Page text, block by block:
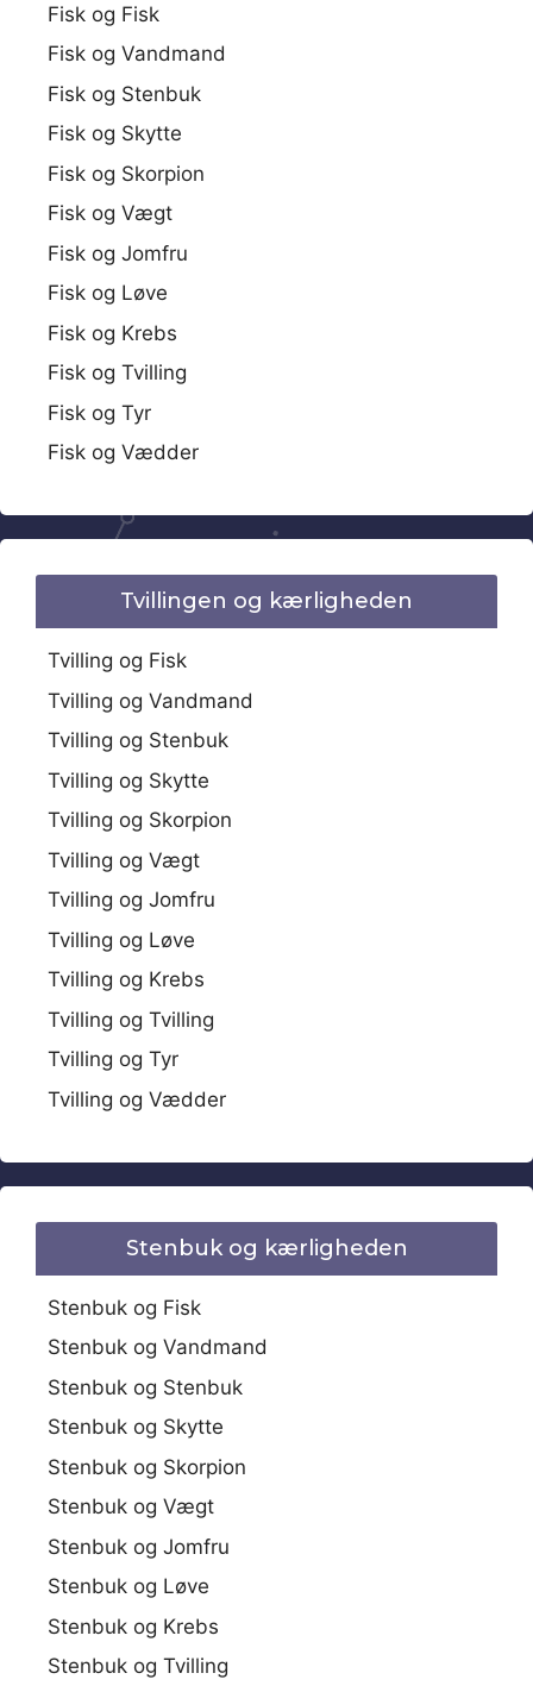
Fisk og Fisk
Fisk og Vandmand
Fisk og Stenbuk
Fisk og Skytte
Fisk og Skorpion
Fisk og Vægt
Fisk og Jomfru
Fisk og Løve
Fisk og Krebs
Fisk og Tvilling
Fisk og Tyr
Fisk og Vædder
Tvillingen og kærligheden
Tvilling og Fisk
Tvilling og Vandmand
Tvilling og Stenbuk
Tvilling og Skytte
Tvilling og Skorpion
Tvilling og Vægt
Tvilling og Jomfru
Tvilling og Løve
Tvilling og Krebs
Tvilling og Tvilling
Tvilling og Tyr
Tvilling og Vædder
Stenbuk og kærligheden
Stenbuk og Fisk
Stenbuk og Vandmand
Stenbuk og Stenbuk
Stenbuk og Skytte
Stenbuk og Skorpion
Stenbuk og Vægt
Stenbuk og Jomfru
Stenbuk og Løve
Stenbuk og Krebs
Stenbuk og Tvilling